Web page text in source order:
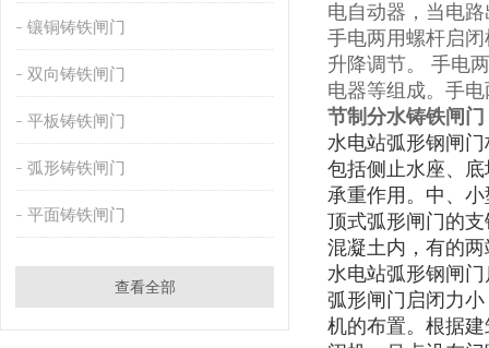
镶铜铸铁闸门
双向铸铁闸门
平板铸铁闸门
弧形铸铁闸门
平面铸铁闸门
查看全部
电自动器，当电
手电两用螺杆启
升降调节。 手电
电器等组成。手
节制分水铸铁闸
水电站弧形钢闸门
包括侧止水座、
承重作用 。 中、
顶式弧形闸门的
混凝土内，有的
水电站弧形钢闸
弧形闸门启闭力
机的布置。根据